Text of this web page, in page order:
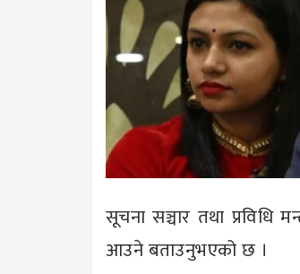
सूचना सञ्चार तथा प्रविधि
आउने बताउनुभएको छ ।